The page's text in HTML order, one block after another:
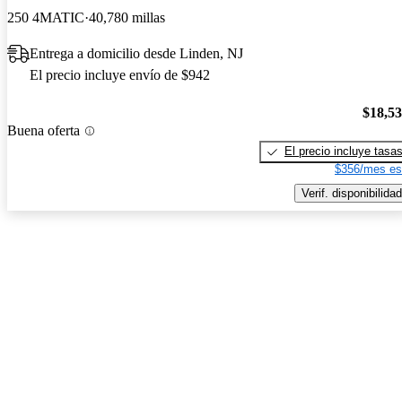
250 4MATIC 40,780 millas
Entrega a domicilio desde Linden, NJ
El precio incluye envío de $942
Buena oferta
El precio incluye tasas
$356/mes
Verif. disponibilidad